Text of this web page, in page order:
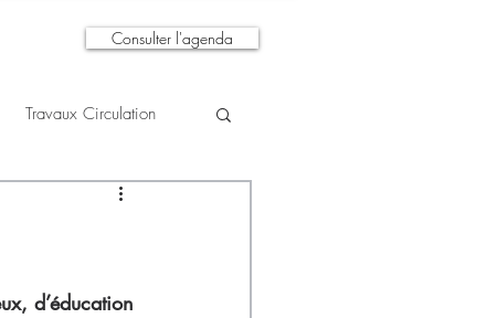
Consulter l'agenda
Travaux Circulation
A la une
d’éducation